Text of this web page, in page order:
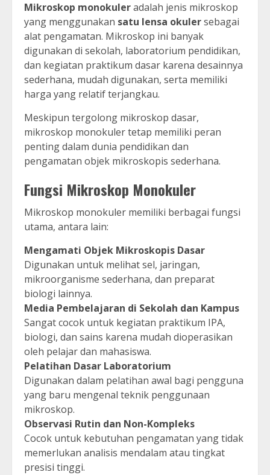
Mikroskop monokuleradalah jenis mikroskop
yang menggunakan satu lensa okulersebagai
alat pengamatan. Mikroskop ini banyak
digunakan di sekolah, laboratorium pendidikan,
dan kegiatan praktikum dasar karena desainnya
sederhana, mudah digunakan, serta memiliki
harga yang relatif terjangkau.
Meskipun tergolong mikroskop dasar,
mikroskop monokuler tetap memiliki peran
penting dalam dunia pendidikan dan
pengamatan objek mikroskopis sederhana.
Fungsi Mikroskop Monokuler
Mikroskop monokuler memiliki berbagai fungsi
utama, antara lain:
Mengamati Objek Mikroskopis Dasar
Digunakan untuk melihat sel, jaringan,
mikroorganisme sederhana, dan preparat
biologi lainnya.
Media Pembelajaran di Sekolah dan Kampus
Sangat cocok untuk kegiatan praktikum IPA,
biologi, dan sains karena mudah dioperasikan
oleh pelajar dan mahasiswa.
Pelatihan Dasar Laboratorium
Digunakan dalam pelatihan awal bagi pengguna
yang baru mengenal teknik penggunaan
mikroskop.
Observasi Rutin dan Non-Kompleks
Cocok untuk kebutuhan pengamatan yang tidak
memerlukan analisis mendalam atau tingkat
presisi tinggi.